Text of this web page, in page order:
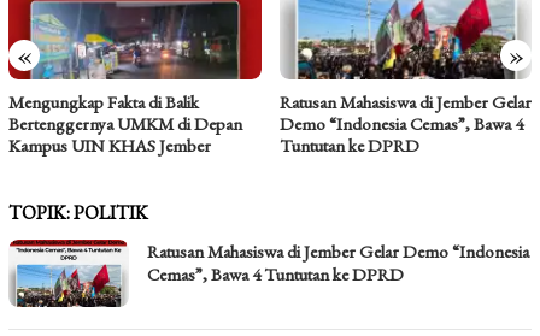
« »
Mengungkap Fakta di Balik
Bertenggernya UMKM di Depan
Kampus UIN KHAS Jember
Ratusan Mahasiswa di Jember Gelar
Demo “Indonesia Cemas”, Bawa 4
Tuntutan ke DPRD
TOPIK:POLITIK
Ratusan Mahasiswa di Jember Gelar Demo “Indonesia
Cemas”, Bawa 4 Tuntutan ke DPRD